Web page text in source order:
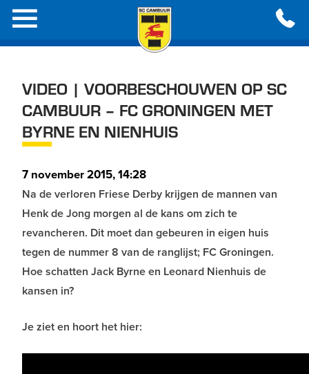
VIDEO | VOORBESCHOUWEN OP SC
CAMBUUR – FC GRONINGEN MET
BYRNE EN NIENHUIS
7 november 2015, 14:28
Na de verloren Friese Derby krijgen de mannen van
Henk de Jong morgen al de kans om zich te
revancheren. Dit moet dan gebeuren in eigen huis
tegen de nummer 8 van de ranglijst; FC Groningen.
Hoe schatten Jack Byrne en Leonard Nienhuis de
kansen in?
Je ziet en hoort het hier: